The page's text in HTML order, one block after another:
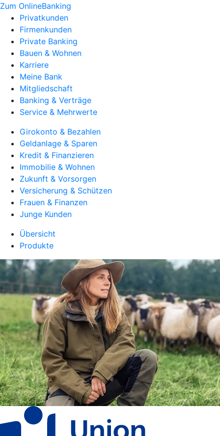
Zum OnlineBanking
Privatkunden
Firmenkunden
Private Banking
Bauen & Wohnen
Karriere
Meine Bank
Mitgliedschaft
Banking & Verträge
Service & Mehrwerte
Girokonto & Bezahlen
Geldanlage & Sparen
Kredit & Finanzieren
Immobilie & Wohnen
Zukunft & Vorsorgen
Versicherung & Schützen
Frauen & Finanzen
Junge Kunden
Übersicht
Produkte